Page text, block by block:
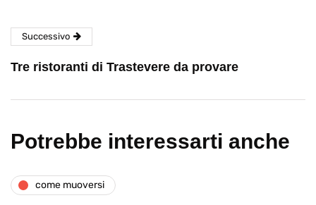
Successivo
Tre ristoranti di Trastevere da provare
Potrebbe interessarti anche
come muoversi